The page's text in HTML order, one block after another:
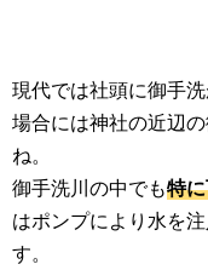
現代では社頭に御手
場合には神社の近辺
ね。
御手洗川の中でも特
はポンプにより水を
す。